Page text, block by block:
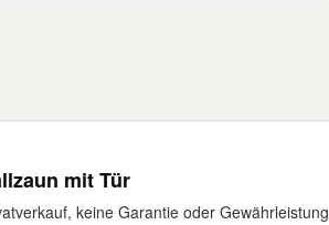
mit Tür
keine Garantie oder Gewährleistung